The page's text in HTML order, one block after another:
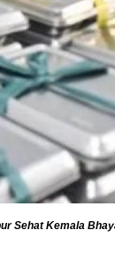
Sehat Kemala